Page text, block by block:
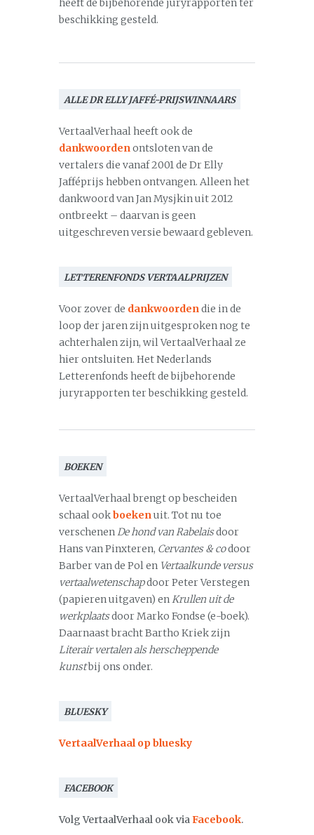
heeft de bijbehorende juryrapporten ter
beschikking gesteld.
ALLE DR ELLY JAFFÉ-PRIJSWINNAARS
VertaalVerhaal heeft ook de
dankwoordenontsloten van de
vertalers die vanaf 2001 de Dr Elly
Jafféprijs hebben ontvangen. Alleen het
dankwoord van Jan Mysjkin uit 2012
ontbreekt – daarvan is geen
uitgeschreven versie bewaard gebleven.
LETTERENFONDS VERTAALPRIJZEN
Voor zover de dankwoordendie in de
loop der jaren zijn uitgesproken nog te
achterhalen zijn, wil VertaalVerhaal ze
hier ontsluiten. Het Nederlands
Letterenfonds heeft de bijbehorende
juryrapporten ter beschikking gesteld.
BOEKEN
VertaalVerhaal brengt op bescheiden
schaal ookboekenuit. Tot nu toe
verschenenDe hond van Rabelaisdoor
Hans van Pinxteren, Cervantes & codoor
Barber van de Pol en Vertaalkunde versus
vertaalwetenschapdoor Peter Verstegen
(papieren uitgaven) enKrullen uit de
werkplaatsdoor Marko Fondse (e-boek).
Daarnaast bracht Bartho Kriek zijn
Literair vertalen als herscheppende
kunstbij ons onder.
BLUESKY
VertaalVerhaal op bluesky
FACEBOOK
Volg VertaalVerhaal ook viaFacebook.